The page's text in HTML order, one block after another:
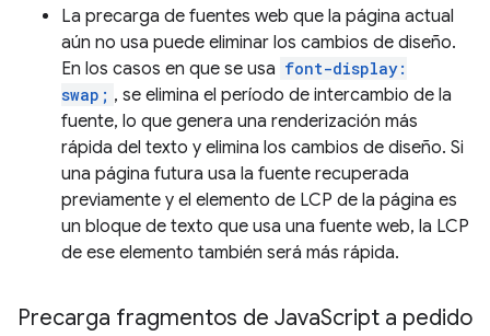
La precarga de fuentes web que la página actual
aún no usa puede eliminar los cambios de diseño.
En los casos en que se usa font-display:
swap; , se elimina el período de intercambio de la
fuente, lo que genera una renderización más
rápida del texto y elimina los cambios de diseño. Si
una página futura usa la fuente recuperada
previamente y el elemento de LCP de la página es
un bloque de texto que usa una fuente web, la LCP
de ese elemento también será más rápida.
Precarga fragmentos de JavaScript a pedido